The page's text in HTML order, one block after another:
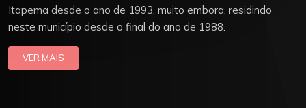
Itapema desde o ano de 1993, muito embora, residindo
neste município desde o final do ano de 1988.
VER MAIS